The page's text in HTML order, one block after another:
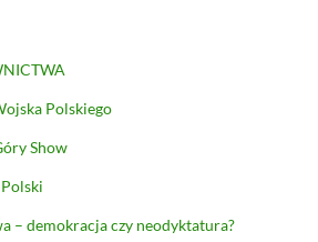
Polskiego
Show
– demokracja czy neodyktatura?